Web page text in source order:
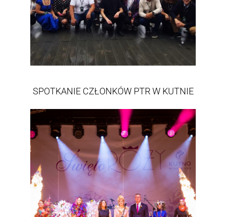
SPOTKANIE CZŁONKÓW PTR W KUTNIE